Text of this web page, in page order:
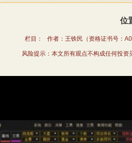
位
栏目： 作者：王铁民（资格证书号：
风险提示：本文所有观点不构成任何投